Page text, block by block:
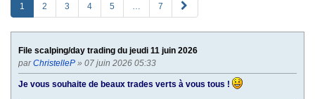
1 2 3 4 5 … 7
u
i
a
e
File scalping/day trading du jeudi 11 juin 2026
parChristelleP » 07 juin 2026 05:33
Je vous souhaite de beaux trades verts à vous tous !